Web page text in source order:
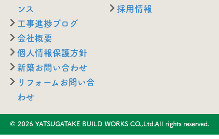
ンス
工事進捗ブログ
会社概要
個人情報保護方針
新築お問い合わせ
リフォームお問い合
わせ
採用情報
© 2026 YATSUGATAKE BUILD WORKS CO.,Ltd.All rights reserved.